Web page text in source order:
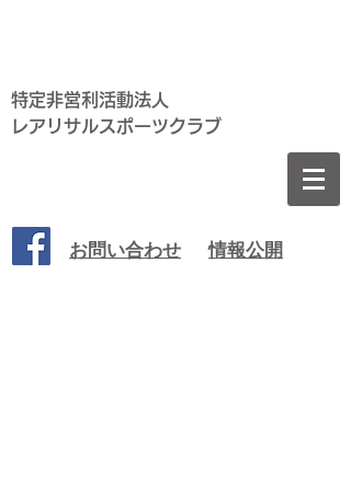
特定非営利活動法人
​レアリサルスポーツクラブ
​お問い合わせ 情報公開